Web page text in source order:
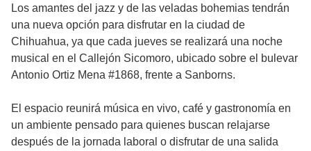
Los amantes del jazz y de las veladas bohemias tendrán
una nueva opción para disfrutar en la ciudad de
Chihuahua, ya que cada jueves se realizará una noche
musical en el Callejón Sicomoro, ubicado sobre el bulevar
Antonio Ortiz Mena #1868, frente a Sanborns.
El espacio reunirá música en vivo, café y gastronomía en
un ambiente pensado para quienes buscan relajarse
después de la jornada laboral o disfrutar de una salida